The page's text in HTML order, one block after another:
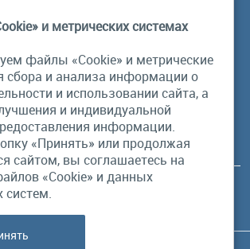
Профсоюзная, 84/32, корп 1
Все права защищены.
и метрических системах
файлы «Cookie» и метрические
сбора и анализа информации о
и использовании сайта, а
и индивидуальной
информации.
«Принять» или продолжая
сайтом, вы соглашаетесь на
«Cookie» и данных
систем.